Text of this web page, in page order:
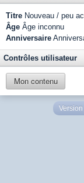
Titre Nouveau / peu
Âge Âge inconnu
Anniversaire
Contrôles utilisateur
Mon contenu